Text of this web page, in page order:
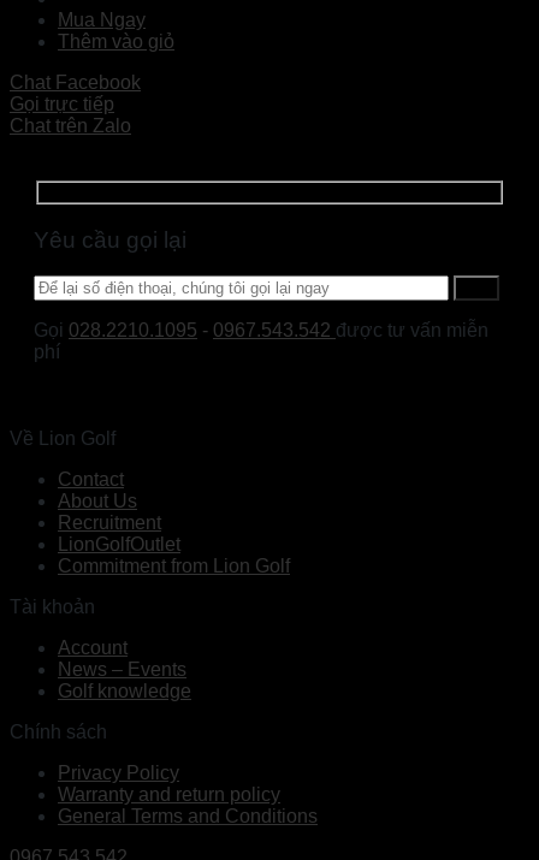
Mua Ngay
Thêm vào giỏ
Chat Facebook
Gọi trực tiếp
Chat trên Zalo
Yêu cầu gọi lại
Gọi 028.2210.1095 - 0967.543.542 được tư vấn miễn
phí
Về Lion Golf
Contact
About Us
Recruitment
LionGolfOutlet
Commitment from Lion Golf
Tài khoản
Account
News – Events
Golf knowledge
Chính sách
Privacy Policy
Warranty and return policy
General Terms and Conditions